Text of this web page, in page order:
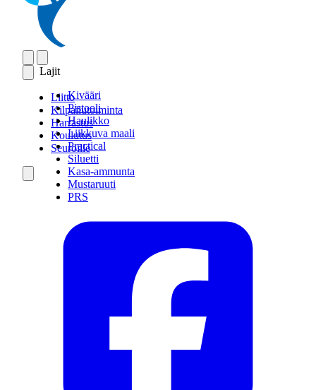
Lajit
Kivääri
Pistooli
Haulikko
Liikkuva maali
Practical
Siluetti
Kasa-ammunta
Mustaruuti
PRS
Liitto
Kilpailutoiminta
Harrastus
Koulutus
Seuroille